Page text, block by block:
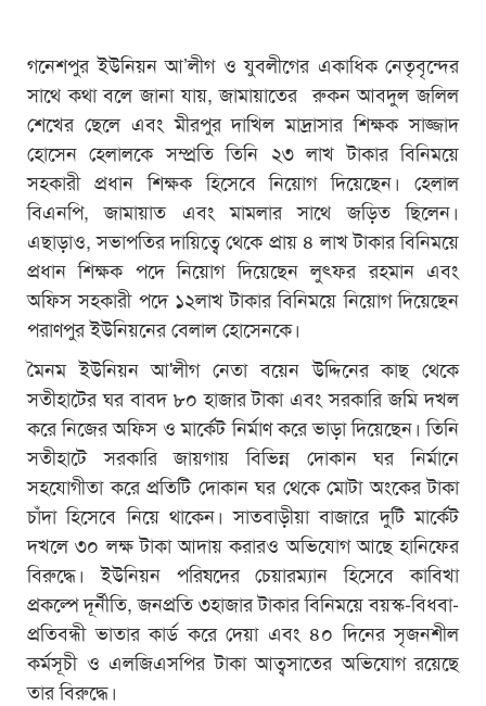
গনেশপুর ইউনিয়ন আ’লীগ ও যুবলীগের একাধিক নেতৃবৃন্দের
সাথে কথা বলে জানা যায়, জামায়াতের রুকন আবদুল জলিল
শেখের ছেলে এবং মীরপুর দাখিল মাদ্রাসার শিক্ষক সাজ্জাদ
হোসেন হেলালকে সম্প্রতি তিনি ২৩ লাখ টাকার বিনিময়ে
সহকারী প্রধান শিক্ষক হিসেবে নিয়োগ দিয়েছেন। হেলাল
বিএনপি, জামায়াত এবং মামলার সাথে জড়িত ছিলেন।
এছাড়াও, সভাপতির দায়িত্বে থেকে প্রায় ৪ লাখ টাকার বিনিময়ে
প্রধান শিক্ষক পদে নিয়োগ দিয়েছেন লুৎফর রহমান এবং
অফিস সহকারী পদে ১২লাখ টাকার বিনিময়ে নিয়োগ দিয়েছেন
পরাণপুর ইউনিয়নের বেলাল হোসেনকে।
মৈনম ইউনিয়ন আ'লীগ নেতা বয়েন উদ্দিনের কাছ থেকে
সতীহাটের ঘর বাবদ ৮০ হাজার টাকা এবং সরকারি জমি দখল
করে নিজের অফিস ও মার্কেট নির্মাণ করে ভাড়া দিয়েছেন। তিনি
সতীহাটে সরকারি জায়গায় বিভিন্ন দোকান ঘর নির্মানে
সহযোগীতা করে প্রতিটি দোকান ঘর থেকে মোটা অংকের টাকা
চাঁদা হিসেবে নিয়ে থাকেন। সাতবাড়ীয়া বাজারে দুটি মার্কেট
দখলে ৩০ লক্ষ টাকা আদায় করারও অভিযোগ আছে হানিফের
বিরুদ্ধে। ইউনিয়ন পরিষদের চেয়ারম্যান হিসেবে কাবিখা
প্রকল্পে দূর্নীতি, জনপ্রতি ৩হাজার টাকার বিনিময়ে বয়স্ক-বিধবা-
প্রতিবন্ধী ভাতার কার্ড করে দেয়া এবং ৪০ দিনের সৃজনশীল
কর্মসূচী ও এলজিএসপির টাকা আত্বসাতের অভিযোগ রয়েছে
তার বিরুদ্ধে।